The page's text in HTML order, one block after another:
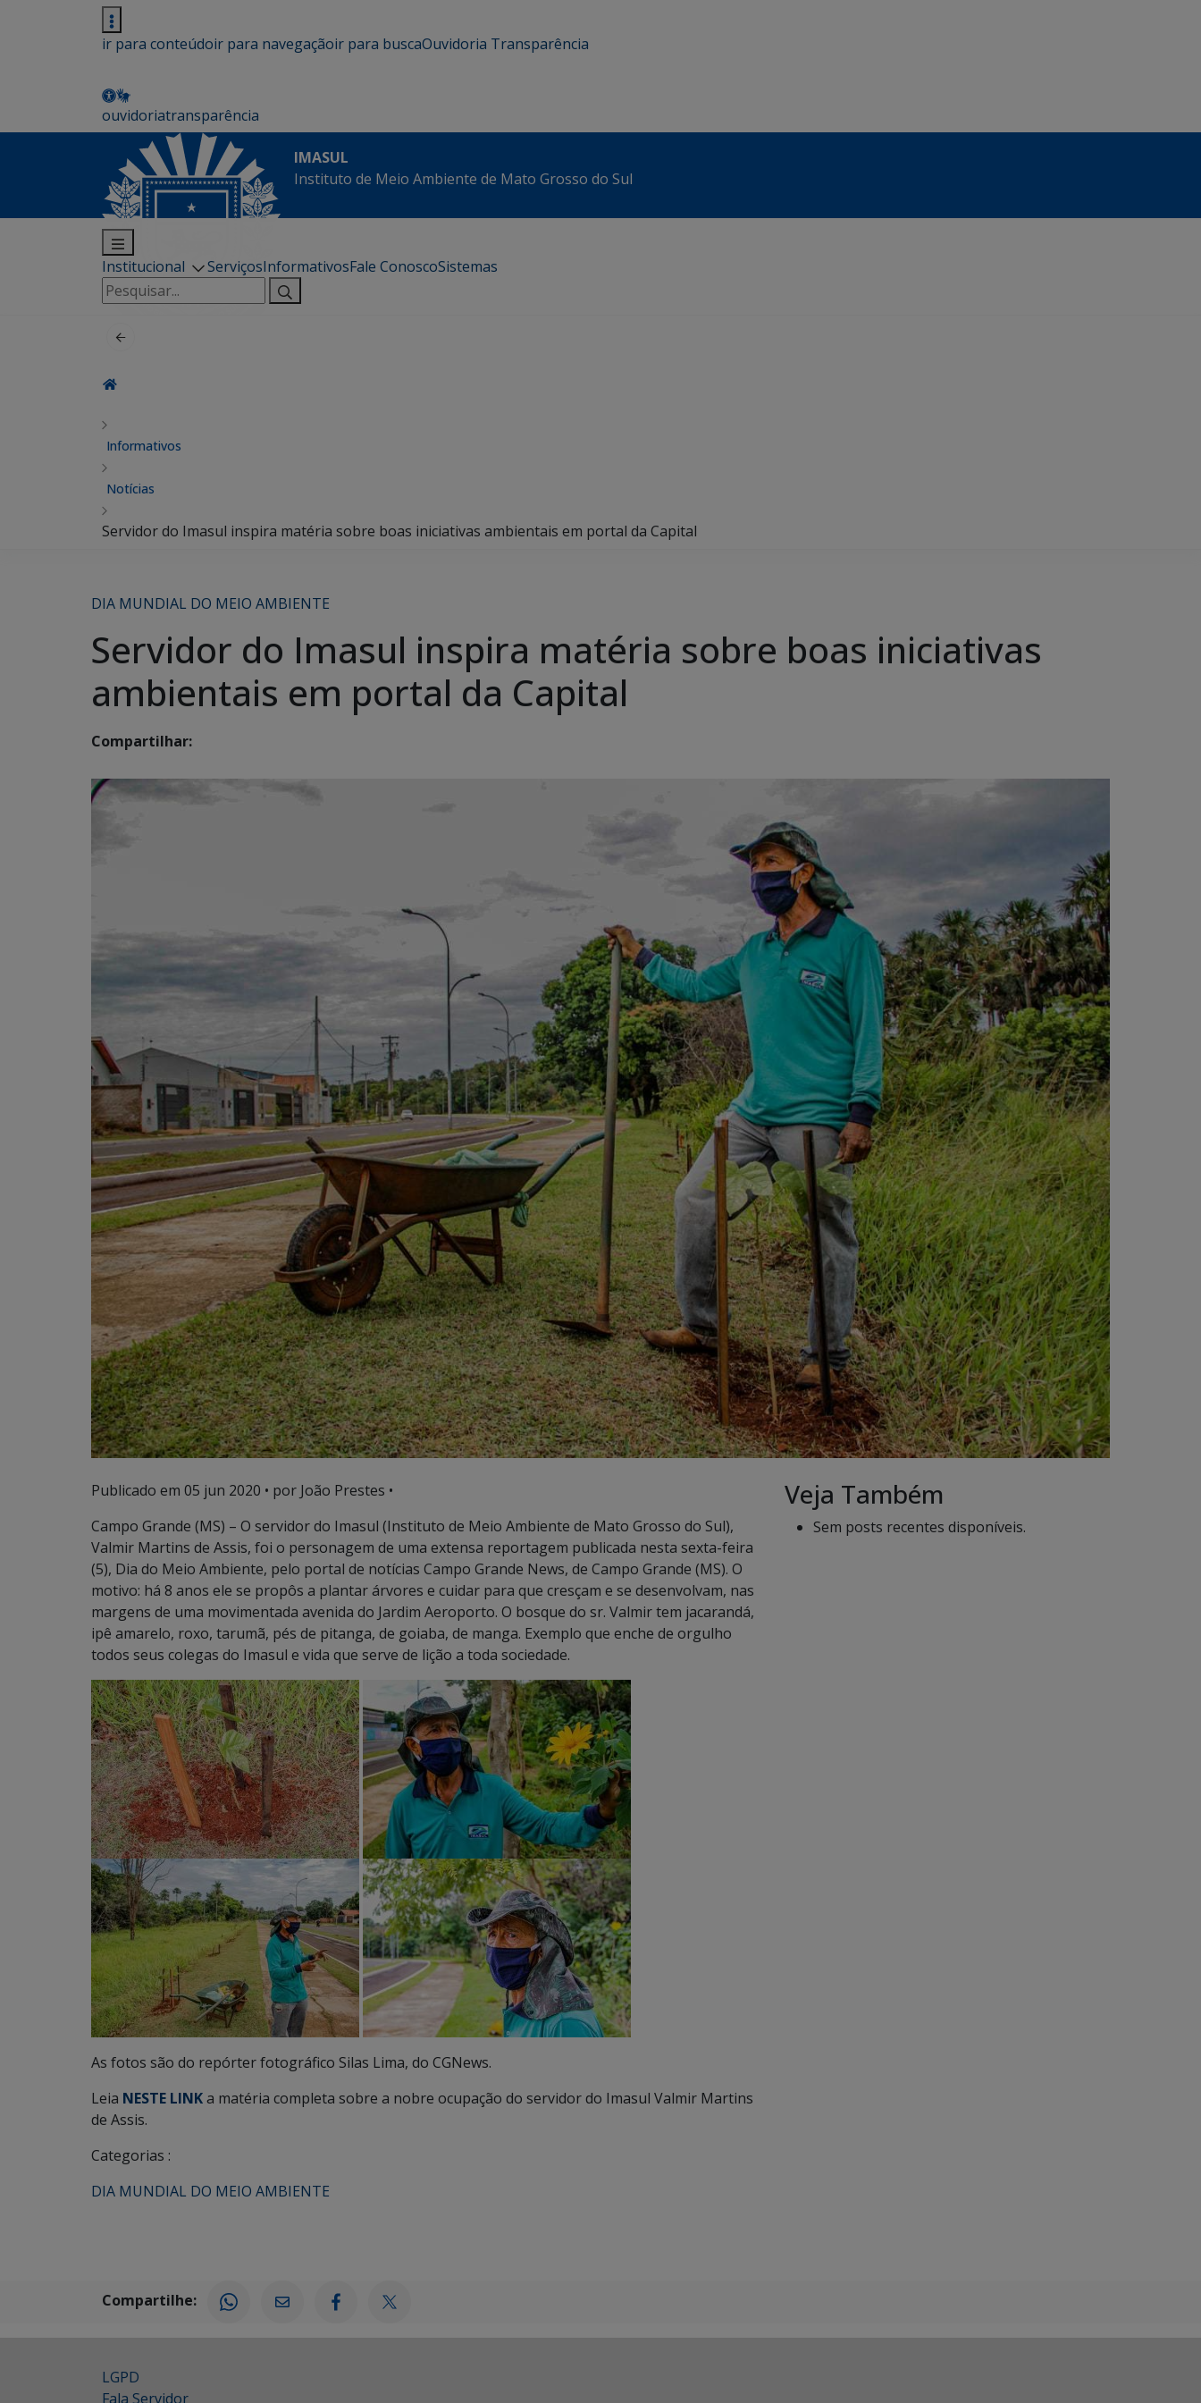
ir para conteúdoir para navegaçãoir para buscaOuvidoria Transparência
ouvidoriatransparência
IMASUL
Instituto de Meio Ambiente de Mato Grosso do Sul
Institucional ServiçosInformativosFale ConoscoSistemas
Pesquisar
por:
Informativos
Notícias
Servidor do Imasul inspira matéria sobre boas iniciativas ambientais em portal da Capital
DIA MUNDIAL DO MEIO AMBIENTE
Servidor do Imasul inspira matéria sobre boas iniciativas
ambientais em portal da Capital
Compartilhar:
Publicado em 05 jun 2020 • por João Prestes •
Campo Grande (MS) – O servidor do Imasul (Instituto de Meio Ambiente de Mato Grosso do Sul),
Valmir Martins de Assis, foi o personagem de uma extensa reportagem publicada nesta sexta-feira
(5), Dia do Meio Ambiente, pelo portal de notícias Campo Grande News, de Campo Grande (MS). O
motivo: há 8 anos ele se propôs a plantar árvores e cuidar para que cresçam e se desenvolvam, nas
margens de uma movimentada avenida do Jardim Aeroporto. O bosque do sr. Valmir tem jacarandá,
ipê amarelo, roxo, tarumã, pés de pitanga, de goiaba, de manga. Exemplo que enche de orgulho
todos seus colegas do Imasul e vida que serve de lição a toda sociedade.
As fotos são do repórter fotográfico Silas Lima, do CGNews.
Leia NESTE LINKa matéria completa sobre a nobre ocupação do servidor do Imasul Valmir Martins
de Assis.
Categorias :
DIA MUNDIAL DO MEIO AMBIENTE
Veja Também
Sem posts recentes disponíveis.
Compartilhe:
LGPD
Fala Servidor